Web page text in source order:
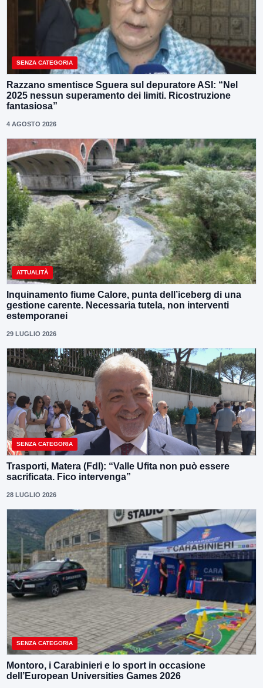
SENZA CATEGORIA
Razzano smentisce Sguera sul depuratore ASI: “Nel
2025 nessun superamento dei limiti. Ricostruzione
fantasiosa”
4 AGOSTO 2026
ATTUALITÀ
Inquinamento fiume Calore, punta dell’iceberg di una
gestione carente. Necessaria tutela, non interventi
estemporanei
29 LUGLIO 2026
SENZA CATEGORIA
Trasporti, Matera (FdI): “Valle Ufita non può essere
sacrificata. Fico intervenga”
28 LUGLIO 2026
SENZA CATEGORIA
Montoro, i Carabinieri e lo sport in occasione
dell’European Universities Games 2026